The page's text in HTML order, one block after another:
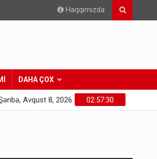
Haqqımızda
DAHA ÇOX
02:57:32
Avqust 8, 2026